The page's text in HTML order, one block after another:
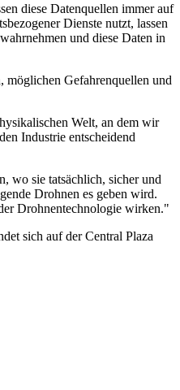
diese Datenquellen immer auf
Dienste nutzt, lassen
und diese Daten in
möglichen Gefahrenquellen und
Welt, an dem wir
Industrie entscheidend
wo sie tatsächlich, sicher und
Drohnen es geben wird.
Drohnentechnologie wirken."
sich auf der Central Plaza